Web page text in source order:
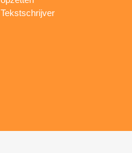
Tekstschrijver